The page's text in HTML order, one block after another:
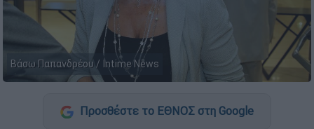
Βάσω Παπανδρέου / Intime News
Προσθέστε το ΕΘΝΟΣ στη Google